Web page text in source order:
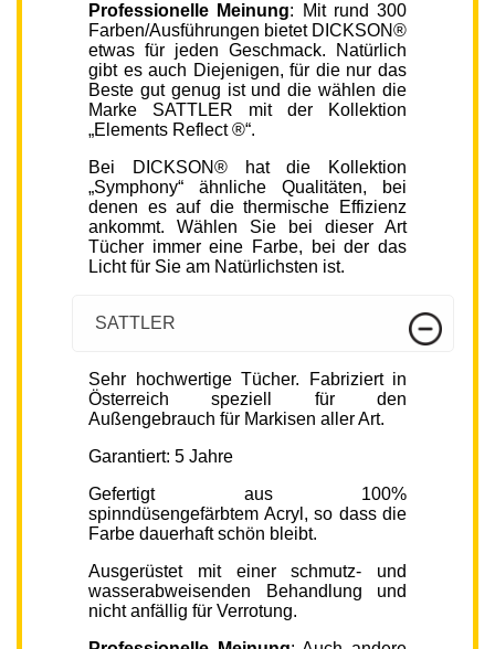
Professionelle Meinung: Mit rund 300
Farben/Ausführungen bietet DICKSON®
etwas für jeden Geschmack. Natürlich
gibt es auch Diejenigen, für die nur das
Beste gut genug ist und die wählen die
Marke SATTLER mit der Kollektion
„Elements Reflect ®“.
Bei DICKSON® hat die Kollektion
„Symphony“ ähnliche Qualitäten, bei
denen es auf die thermische Effizienz
ankommt. Wählen Sie bei dieser Art
Tücher immer eine Farbe, bei der das
Licht für Sie am Natürlichsten ist.
SATTLER
Sehr hochwertige Tücher. Fabriziert in
Österreich speziell für den
Außengebrauch für Markisen aller Art.
Garantiert: 5 Jahre
Gefertigt aus 100%
spinndüsengefärbtem Acryl, so dass die
Farbe dauerhaft schön bleibt.
Ausgerüstet mit einer schmutz- und
wasserabweisenden Behandlung und
nicht anfällig für Verrotung.